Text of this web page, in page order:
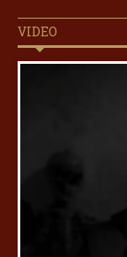
VIDEO